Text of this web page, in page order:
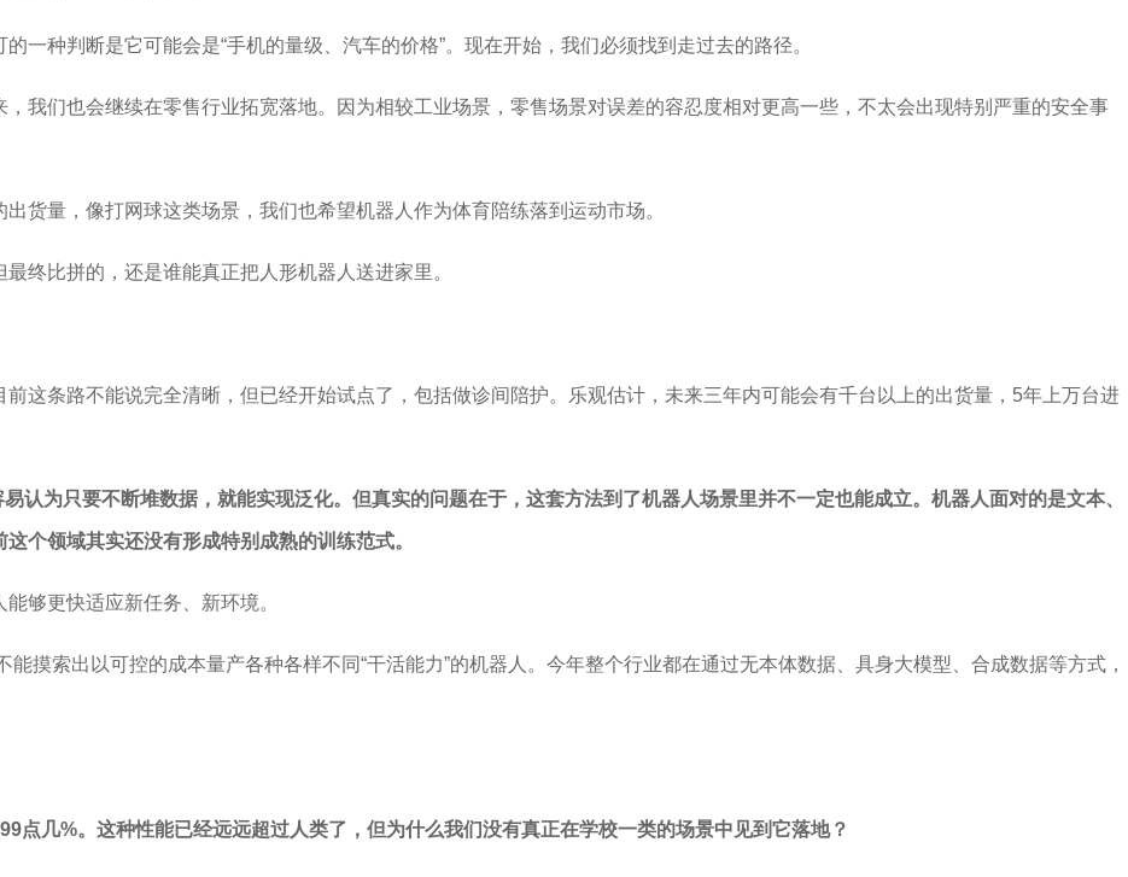
一种判断是它可能会是“手机的量级、汽车的价格”。现在开始，我们必须找到走过去的路径。
我们也会继续在零售行业拓宽落地。因为相较工业场景，零售场景对误差的容忍度相对更高一些，不太会出现特别严重的安全事
货量，像打网球这类场景，我们也希望机器人作为体育陪练落到运动市场。
终比拼的，还是谁能真正把人形机器人送进家里。
这条路不能说完全清晰，但已经开始试点了，包括做诊间陪护。乐观估计，未来三年内可能会有千台以上的出货量，5年上万台进
为只要不断堆数据，就能实现泛化。但真实的问题在于，这套方法到了机器人场景里并不一定也能成立。机器人面对的是文本、
个领域其实还没有形成特别成熟的训练范式。
够更快适应新任务、新环境。
摸索出以可控的成本量产各种各样不同“干活能力”的机器人。今年整个行业都在通过无本体数据、具身大模型、合成数据等方式，
点几%。这种性能已经远远超过人类了，但为什么我们没有真正在学校一类的场景中见到它落地？